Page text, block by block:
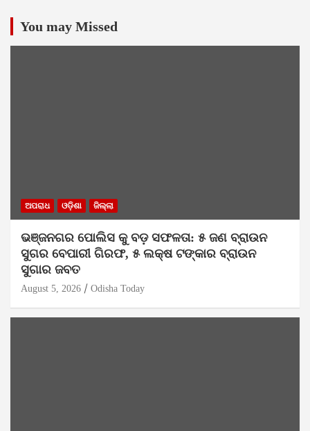
You may Missed
ଅପରାଧ ଓଡ଼ିଶା ଜିଲ୍ଲା
ଭଞ୍ଜନଗର ପୋଲିସ କୁ ବଡ଼ ସଫଳତା: ୫ ଜଣ ବ୍ରାଉନ
ସୁଗର ବେପାରୀ ଗିରଫ, ୫ ଲକ୍ଷ ଟଙ୍କାର ବ୍ରାଉନ
ସୁଗାର ଜବତ
August 5, 2026 Odisha Today